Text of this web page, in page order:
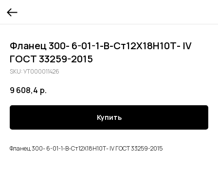
Фланец 300- 6-01-1-В-Ст12Х18Н10Т- lV
ГОСТ 33259-2015
SKU:УТ000011426
9 608,4 р.
Купить
Фланец 300- 6-01-1-В-Ст12Х18Н10Т- lV ГОСТ 33259-2015